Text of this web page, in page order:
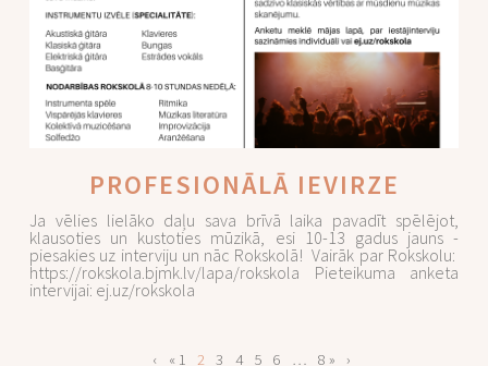
PROFESIONĀLĀ IEVIRZE
Ja vēlies lielāko daļu sava brīvā laika pavadīt spēlējot,
klausoties un kustoties mūzikā, esi 10-13 gadus jauns -
piesakies uz interviju un nāc Rokskolā! Vairāk par Rokskolu:
https://rokskola.bjmk.lv/lapa/rokskola Pieteikuma anketa
intervijai: ej.uz/rokskola
‹ « 1 2 3 4 5 6 … 8 » ›